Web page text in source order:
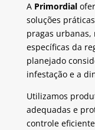
A Primordial
soluções
pragas urbanas,
específicas da
planejado
infestação e a
Utilizamos
adequadas e
controle